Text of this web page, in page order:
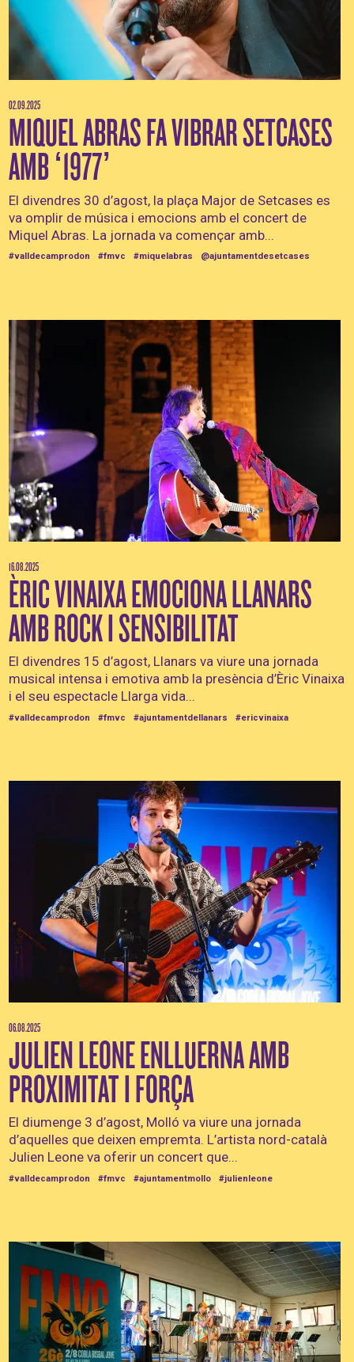
02.09.2025
MIQUEL ABRAS FA VIBRAR SETCASES
AMB ‘1977’
El divendres 30 d’agost, la plaça Major de Setcases es
va omplir de música i emocions amb el concert de
Miquel Abras. La jornada va començar amb...
#valldecamprodon #fmvc #miquelabras @ajuntamentdesetcases
16.08.2025
ÈRIC VINAIXA EMOCIONA LLANARS
AMB ROCK I SENSIBILITAT
El divendres 15 d’agost, Llanars va viure una jornada
musical intensa i emotiva amb la presència d’Èric Vinaixa
i el seu espectacle Llarga vida...
#valldecamprodon #fmvc #ajuntamentdellanars #ericvinaixa
06.08.2025
JULIEN LEONE ENLLUERNA AMB
PROXIMITAT I FORÇA
El diumenge 3 d’agost, Molló va viure una jornada
d’aquelles que deixen empremta. L’artista nord-català
Julien Leone va oferir un concert que...
#valldecamprodon #fmvc #ajuntamentmollo #julienleone